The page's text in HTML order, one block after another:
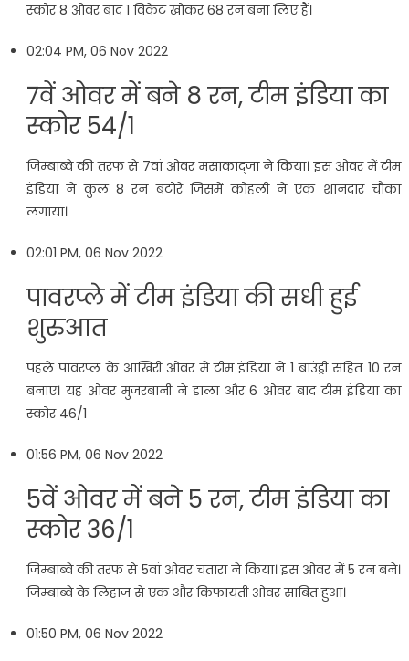
स्कोर 8 ओवर बाद 1 विकेट खोकर 68 रन बना लिए हैं।
02:04 PM, 06 Nov 2022
7वें ओवर में बने 8 रन, टीम इंडिया का
स्कोर 54/1
जिम्बाब्वे की तरफ से 7वां ओवर मसाकाद्जा ने किया। इस ओवर में टीम
इंडिया ने कुल 8 रन बटोरे जिसमें कोहली ने एक शानदार चौका
लगाया।
02:01 PM, 06 Nov 2022
पावरप्ले में टीम इंडिया की सधी हुई
शुरुआत
पहले पावरप्ल के आखिरी ओवर में टीम इंडिया ने 1 बाउंड्री सहित 10 रन
बनाए। यह ओवर मुजरबानी ने डाला और 6 ओवर बाद टीम इंडिया का
स्कोर 46/1
01:56 PM, 06 Nov 2022
5वें ओवर में बने 5 रन, टीम इंडिया का
स्कोर 36/1
जिम्बाब्वे की तरफ से 5वां ओवर चतारा ने किया। इस ओवर में 5 रन बने।
जिम्बाब्वे के लिहाज से एक और किफायती ओवर साबित हुआ।
01:50 PM, 06 Nov 2022